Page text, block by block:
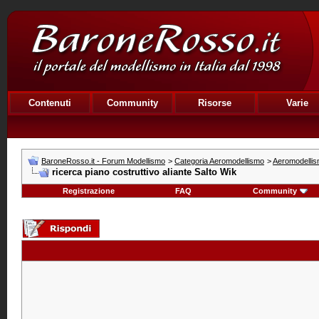
Contenuti Community Risorse Varie
BaroneRosso.it - Forum Modellismo > Categoria Aeromodellismo >
ricerca piano costruttivo aliante Salto Wik
Registrazione FAQ Community